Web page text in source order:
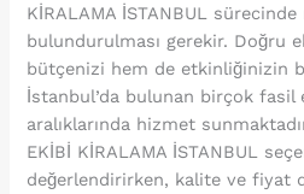
KİRALAMA İSTANBUL
bulundurulması gerekir. Doğru
bütçenizi hem de etkinliğinizin
İstanbul’da bulunan birçok fasil
aralıklarında hizmet
EKİBİ KİRALAMA İSTANBUL
değerlendirirken, kalite ve fiyat